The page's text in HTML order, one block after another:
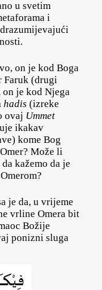
u svetim
i
on je kod Boga
Faruk (drugi
on je kod Njega
hadis (izreke
ovaj Ummet
ikakav
kome Bog
Omer? Može li
kažemo da je
je da, u vrijeme
vrline Omera bit
Božije
ponizni sluga